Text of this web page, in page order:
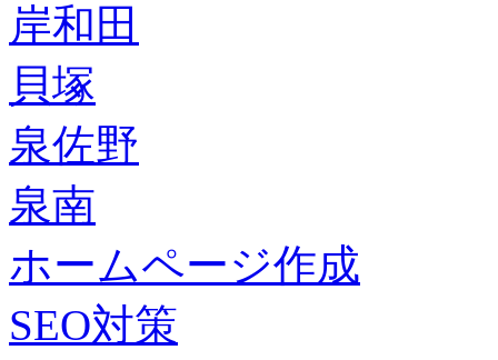
岸和田
貝塚
泉佐野
泉南
ホームページ作成
SEO対策